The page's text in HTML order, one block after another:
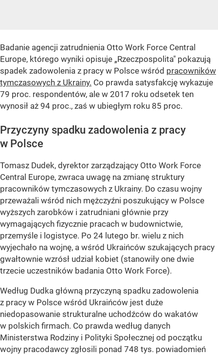
Badanie agencji zatrudnienia Otto Work Force Central
Europe, którego wyniki opisuje „Rzeczpospolita" pokazują
spadek zadowolenia z pracy w Polsce wśród pracowników
tymczasowych z Ukrainy. Co prawda satysfakcję wykazuje
79 proc. respondentów, ale w 2017 roku odsetek ten
wynosił aż 94 proc., zaś w ubiegłym roku 85 proc.
Przyczyny spadku zadowolenia z pracy
w Polsce
Tomasz Dudek, dyrektor zarządzający Otto Work Force
Central Europe, zwraca uwagę na zmianę struktury
pracowników tymczasowych z Ukrainy. Do czasu wojny
przeważali wśród nich mężczyźni poszukujący w Polsce
wyższych zarobków i zatrudniani głównie przy
wymagających fizycznie pracach w budownictwie,
przemyśle i logistyce. Po 24 lutego br. wielu z nich
wyjechało na wojnę, a wśród Ukraińców szukających pracy
gwałtownie wzrósł udział kobiet (stanowiły one dwie
trzecie uczestników badania Otto Work Force).
Według Dudka główną przyczyną spadku zadowolenia
z pracy w Polsce wśród Ukraińców jest duże
niedopasowanie strukturalne uchodźców do wakatów
w polskich firmach. Co prawda według danych
Ministerstwa Rodziny i Polityki Społecznej od początku
wojny pracodawcy zgłosili ponad 748 tys. powiadomień